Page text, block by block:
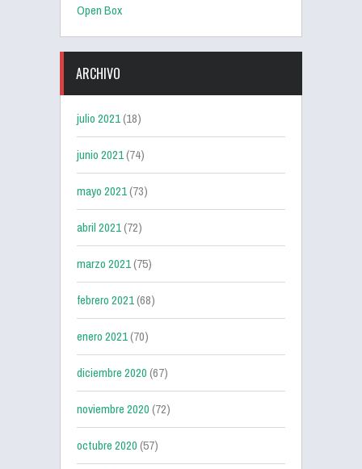
Open Box
ARCHIVO
julio 2021(18)
junio 2021(74)
mayo 2021(73)
abril 2021(72)
marzo 2021(75)
febrero 2021(68)
enero 2021(70)
diciembre 2020(67)
noviembre 2020(72)
octubre 2020(57)